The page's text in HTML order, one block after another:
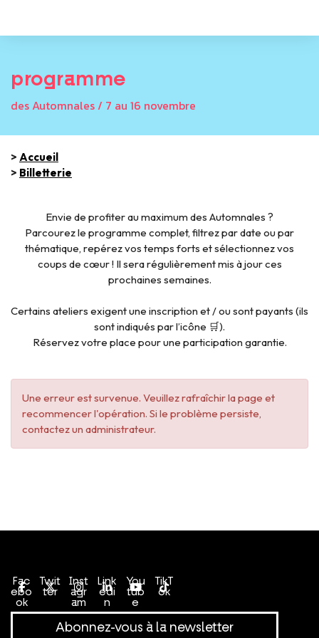
programme
des Automnales / 7 au 16 novembre
> Accueil
> Billetterie
Envie de profiter au maximum des Automnales ?
Parcourez le programme complet, filtrez par date ou par
thématique, repérez vos temps forts et sélectionnez vos
coups de cœur ! Il sera régulièrement mis à jour ces
prochaines semaines.
Certains ateliers exigent une inscription et / ou sont payants (ils
sont indiqués par l’icône 🛒).
Réservez votre place pour une participation garantie.
Une erreur est survenue. Veuillez rafraîchir la page et
recommencer l'opération. Si le problème persiste,
contactez un administrateur.
Fac
ebo
ok
Twit
ter
Inst
agr
am
Link
edi
n
You
tub
e
TikT
ok
Abonnez-vous à la newsletter